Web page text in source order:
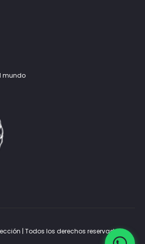
mundo
| Todos los derechos reservados.